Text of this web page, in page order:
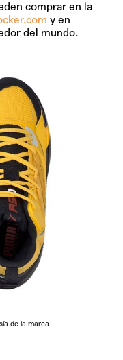
comprar en la
y en
del mundo.
de la marca